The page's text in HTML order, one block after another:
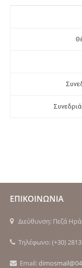
ΕΠΙΚΟΙΝΩΝΙΑ
Διεύθυνση: Πεζά
Τηλέφωνο: (+30) 2813
Email: